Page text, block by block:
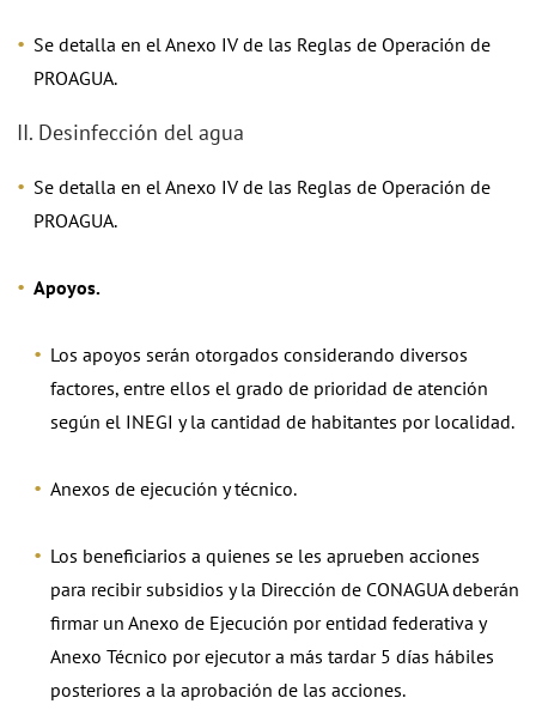
Se detalla en el Anexo IV de las Reglas de Operación de
PROAGUA.
II. Desinfección del agua
Se detalla en el Anexo IV de las Reglas de Operación de
PROAGUA.
Apoyos.
Los apoyos serán otorgados considerando diversos
factores, entre ellos el grado de prioridad de atención
según el INEGI y la cantidad de habitantes por localidad.
Anexos de ejecución y técnico.
Los beneficiarios a quienes se les aprueben acciones
para recibir subsidios y la Dirección de CONAGUA deberán
firmar un Anexo de Ejecución por entidad federativa y
Anexo Técnico por ejecutor a más tardar 5 días hábiles
posteriores a la aprobación de las acciones.